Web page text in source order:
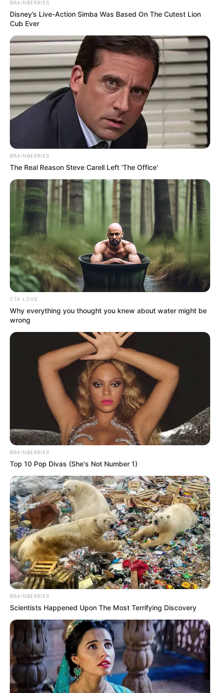
BRAINBERRIES
Disney’s Live-Action Simba Was Based On The Cutest Lion
Cub Ever
BRAINBERRIES
The Real Reason Steve Carell Left 'The Office'
CTA LOVE
Why everything you thought you knew about water might be
wrong
BRAINBERRIES
Top 10 Pop Divas (She's Not Number 1)
BRAINBERRIES
Scientists Happened Upon The Most Terrifying Discovery